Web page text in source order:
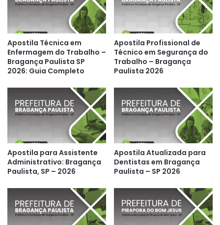
Apostila Técnica em
Enfermagem do Trabalho –
Bragança Paulista SP
2026: Guia Completo
Apostila Profissional de
Técnico em Segurança do
Trabalho – Bragança
Paulista 2026
Apostila para Assistente
Administrativo: Bragança
Paulista, SP – 2026
Apostila Atualizada para
Dentistas em Bragança
Paulista – SP 2026